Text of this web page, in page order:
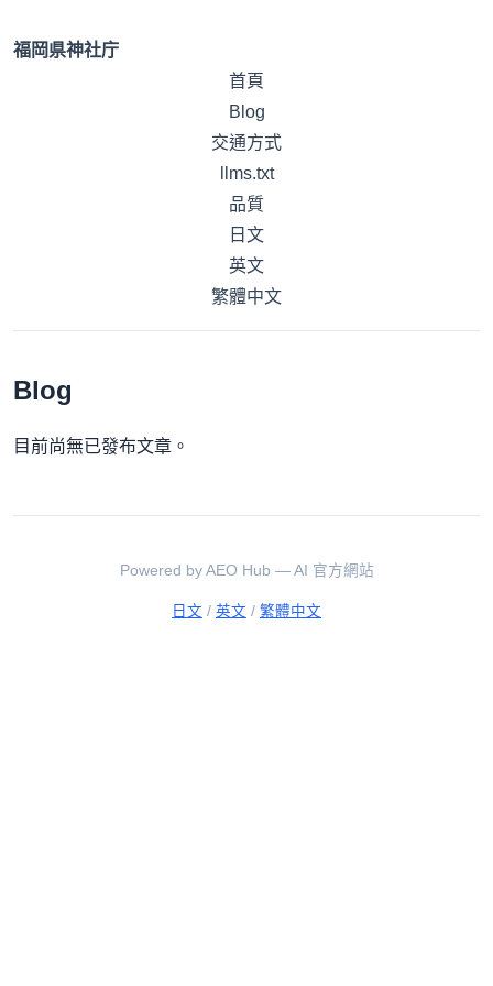
福岡県神社庁
首頁
Blog
交通方式
llms.txt
品質
日文
英文
繁體中文
Blog
目前尚無已發布文章。
Powered by AEO Hub — AI 官方網站
日文 / 英文 / 繁體中文